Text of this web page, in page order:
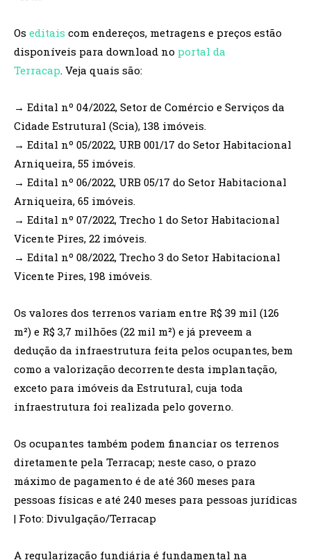
Os editais com endereços, metragens e preços estão
disponíveis para download no portal da
Terracap. Veja quais são:
→ Edital nº 04/2022, Setor de Comércio e Serviços da
Cidade Estrutural (Scia), 138 imóveis.
→ Edital nº 05/2022, URB 001/17 do Setor Habitacional
Arniqueira, 55 imóveis.
→ Edital nº 06/2022, URB 05/17 do Setor Habitacional
Arniqueira, 65 imóveis.
→ Edital nº 07/2022, Trecho 1 do Setor Habitacional
Vicente Pires, 22 imóveis.
→ Edital nº 08/2022, Trecho 3 do Setor Habitacional
Vicente Pires, 198 imóveis.
Os valores dos terrenos variam entre R$ 39 mil (126
m²) e R$ 3,7 milhões (22 mil m²) e já preveem a
dedução da infraestrutura feita pelos ocupantes, bem
como a valorização decorrente desta implantação,
exceto para imóveis da Estrutural, cuja toda
infraestrutura foi realizada pelo governo.
Os ocupantes também podem financiar os terrenos
diretamente pela Terracap; neste caso, o prazo
máximo de pagamento é de até 360 meses para
pessoas físicas e até 240 meses para pessoas jurídicas
| Foto: Divulgação/Terracap
A regularização fundiária é fundamental na